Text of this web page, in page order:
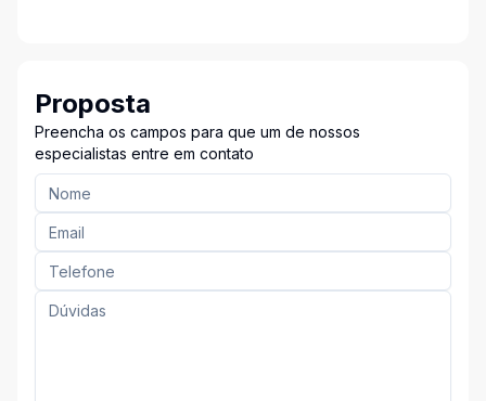
Proposta
Preencha os campos para que um de nossos
especialistas entre em contato